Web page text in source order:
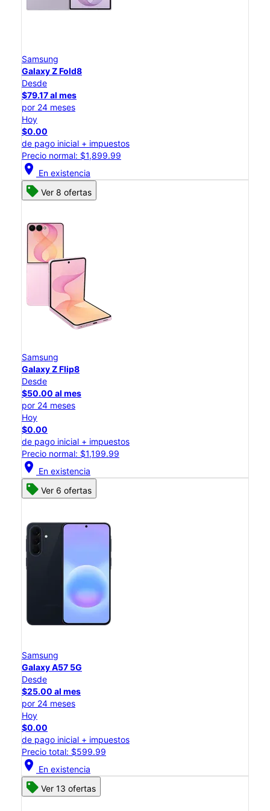
Samsung
Galaxy Z Fold8
Desde
$79.17 al mes
por 24 meses
Hoy
$0.00
de pago inicial + impuestos
Precio normal: $1,899.99
location_on En existencia
Ver 8 ofertas
Samsung
Galaxy Z Flip8
Desde
$50.00 al mes
por 24 meses
Hoy
$0.00
de pago inicial + impuestos
Precio normal: $1,199.99
location_on En existencia
Ver 6 ofertas
Samsung
Galaxy A57 5G
Desde
$25.00 al mes
por 24 meses
Hoy
$0.00
de pago inicial + impuestos
Precio total: $599.99
location_on En existencia
Ver 13 ofertas